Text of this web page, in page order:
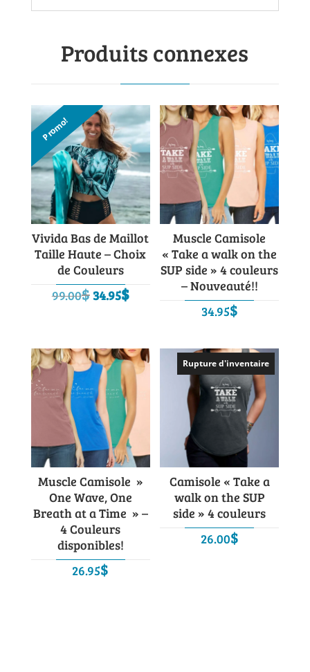
Produits connexes
Promo!
Vivida Bas de Maillot
Taille Haute – Choix
de Couleurs
99.00$Le
était :
99.00$.
34.95$Le
est :
34.95$.
Muscle Camisole
« Take a walk on the
SUP side » 4 couleurs
– Nouveauté!!
34.95$
Muscle Camisole »
One Wave, One
Breath at a Time » –
4 Couleurs
disponibles!
26.95$
Rupture d'inventaire
Camisole « Take a
walk on the SUP
side » 4 couleurs
26.00$